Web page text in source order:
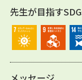
先生が目指す
メッセージ